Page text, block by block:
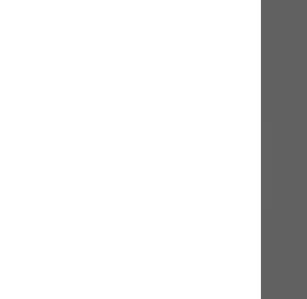
statt:
den Zugang zu